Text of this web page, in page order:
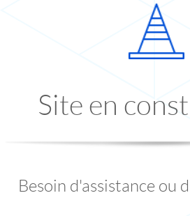
Site en
Besoin d'assistance ou